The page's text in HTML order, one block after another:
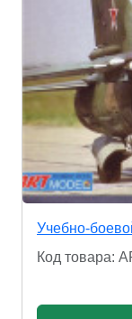
Учебно-
Код товара: